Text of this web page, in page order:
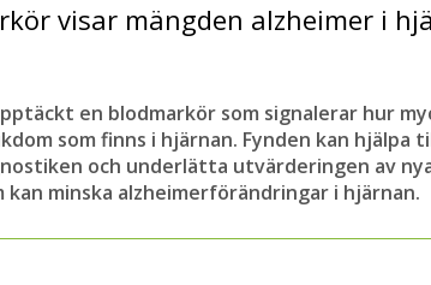
visar mängden alzheimer i
en blodmarkör som signalerar hur
som finns i hjärnan. Fynden kan hjälpa
och underlätta utvärderingen av
kan minska alzheimerförändringar i hjärnan.